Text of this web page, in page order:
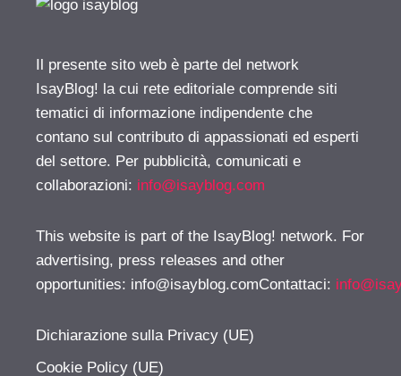
Il presente sito web è parte del network
IsayBlog! la cui rete editoriale comprende siti
tematici di informazione indipendente che
contano sul contributo di appassionati ed esperti
del settore. Per pubblicità, comunicati e
collaborazioni: info@isayblog.com
This website is part of the IsayBlog! network. For
advertising, press releases and other
opportunities: info@isayblog.comContattaci:
Dichiarazione sulla Privacy (UE)
Cookie Policy (UE)